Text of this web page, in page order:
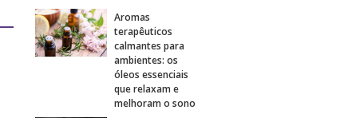
Aromas
terapêuticos
calmantes para
ambientes: os
óleos essenciais
que relaxam e
melhoram o sono